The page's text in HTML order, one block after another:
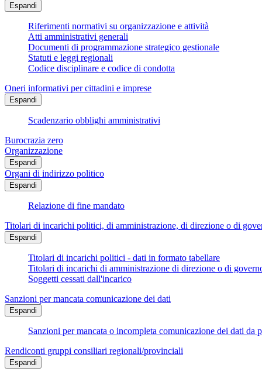
Espandi
Riferimenti normativi su organizzazione e attività
Atti amministrativi generali
Documenti di programmazione strategico gestionale
Statuti e leggi regionali
Codice disciplinare e codice di condotta
Oneri informativi per cittadini e imprese
Espandi
Scadenzario obblighi amministrativi
Burocrazia zero
Organizzazione
Espandi
Organi di indirizzo politico
Espandi
Relazione di fine mandato
Titolari di incarichi politici, di amministrazione, di direzione o di
Espandi
Titolari di incarichi politici - dati in formato tabellare
Titolari di incarichi di amministrazione di direzione o di
Soggetti cessati dall'incarico
Sanzioni per mancata comunicazione dei dati
Espandi
Sanzioni per mancata o incompleta comunicazione dei dati
Rendiconti gruppi consiliari regionali/provinciali
Espandi